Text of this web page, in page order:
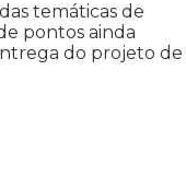
temáticas de
pontos ainda
do projeto de